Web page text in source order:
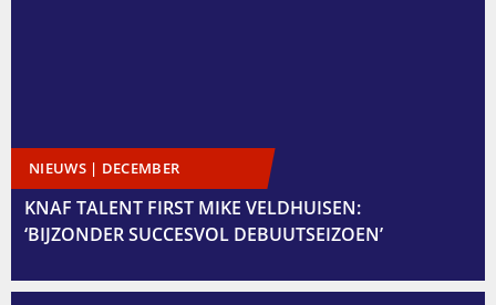
NIEUWS | DECEMBER
KNAF TALENT FIRST MIKE VELDHUISEN:
‘BIJZONDER SUCCESVOL DEBUUTSEIZOEN’